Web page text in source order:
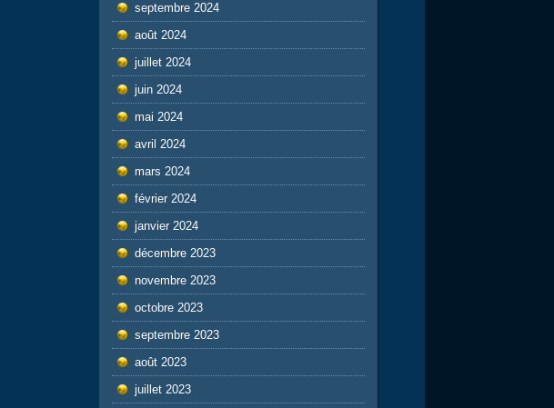
septembre 2024
août 2024
juillet 2024
juin 2024
mai 2024
avril 2024
mars 2024
février 2024
janvier 2024
décembre 2023
novembre 2023
octobre 2023
septembre 2023
août 2023
juillet 2023